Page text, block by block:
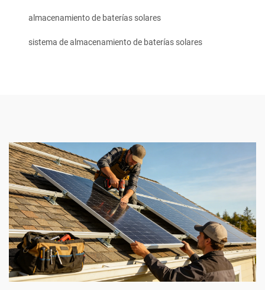
almacenamiento de baterías solares
sistema de almacenamiento de baterías solares